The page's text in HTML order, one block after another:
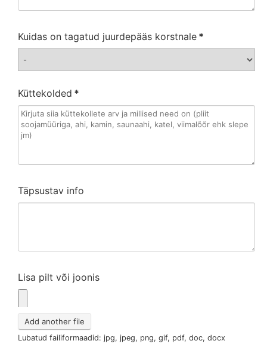
Kuidas on tagatud juurdepääs korstnale *
Küttekolded *
Täpsustav info
Lisa pilt või joonis
Add another file
Lubatud failiformaadid: jpg, jpeg, png, gif, pdf, doc, docx